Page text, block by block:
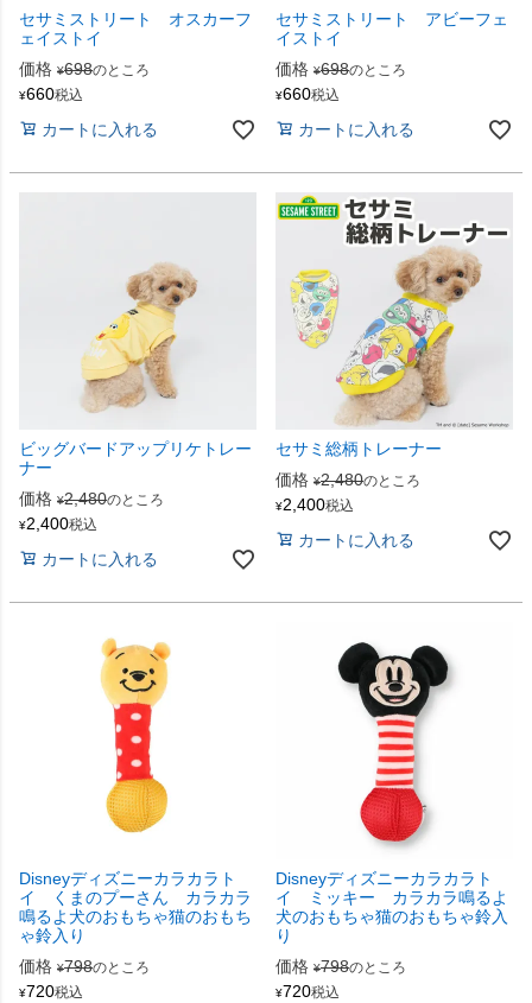
セサミストリート オスカーフ
ェイストイ
価格 ¥698のところ
¥660税込
カートに入れる
セサミストリート アビーフェ
イストイ
価格 ¥698のところ
¥660税込
カートに入れる
ビッグバードアップリケトレー
ナー
価格 ¥2,480のところ
¥2,400税込
カートに入れる
セサミ総柄トレーナー
価格 ¥2,480のところ
¥2,400税込
カートに入れる
Disneyディズニーカラカラト
イ くまのプーさん カラカラ
鳴るよ犬のおもちゃ猫のおもち
ゃ鈴入り
価格 ¥798のところ
¥720税込
Disneyディズニーカラカラト
イ ミッキー カラカラ鳴るよ
犬のおもちゃ猫のおもちゃ鈴入
り
価格 ¥798のところ
¥720税込